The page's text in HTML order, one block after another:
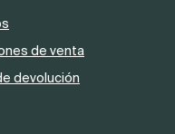
de venta
devolución